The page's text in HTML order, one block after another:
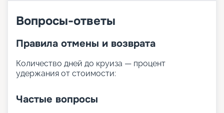
удовольствием как от выгодной цены, так и от
возможности приобщиться к сервису мирового
информация по характеристикам судна с
планом палуб. Изучайте всю интересующую вас
информацию, а при необходимости
менеджерам. Они поделятся с вами
информацией относительно стоимости,
Вопросы-ответы
Правила отмены и возврата
Количество дней до круиза — процент
удержания от стоимости:
Частые вопросы